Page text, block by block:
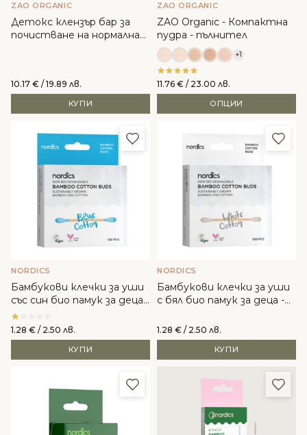
ZAO ORGANIC
Детокс клензър бар за
почистване на нормална
10.17 € / 19.89 лв.
КУПИ
ZAO ORGANIC
ZAO Organic - Компактна
пудра - пълнител
+1
11.76 € / 23.00 лв.
ОПЦИИ
Добави в любими
NORDICS
Бамбукови клечки за уши
със син био памук за деца -
Nordics
1.28 € / 2.50 лв.
КУПИ
NORDICS
Бамбукови клечки за уши
с бял био памук за деца -
1.28 € / 2.50 лв.
КУПИ
Добави в любими